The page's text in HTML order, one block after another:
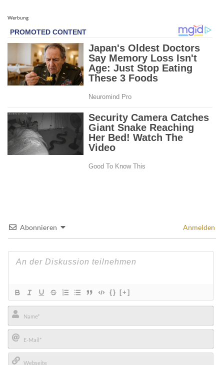
Werbung
Abonnieren Anmelden
{} [+]
Name*
E-